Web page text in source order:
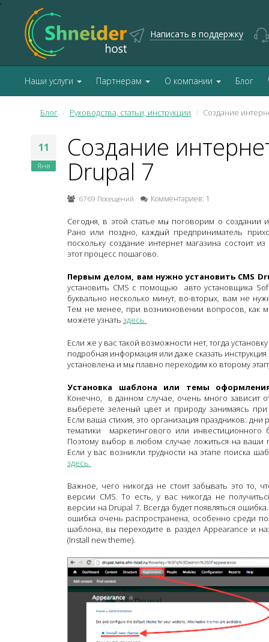
'
Написать в поддержку
Наши услуги Партнерам О компании Блог
Блог Руководства, статьи, инструкции Создание
11
Янв
Создание
Drupal 7
6769 Посещений Комментариев: 1
Сегодня, в этой статье мы поговорим о создании
Рано или поздно, каждый предприниматель
поскольку создание интернет магазина состоит
этот процесс пошагово.
Первым делом, вам нужно установить CMS
установить CMS c помощью авто установщика
буквально несколько минут, во-вторых, вам не
Тем не менее, при возникновении вопросов, как
можете узнать здесь.
Если же у вас такой возможности нет, тогда
подробная информация или даже сказать
установлена и мы плавно переходим ко второму
Установка шаблона или темы
Конечно, в данном случае, очень много зависит
выберете зеленый цвет и природу занимаясь
Если ваша стихия, это организация праздников:
тематики маркетингового или
Поэтому выбор в любом случае ложиться на
Если у вас возникли трудности на этапе поиска
здесь.
Важное, чего никогда не стоит забывать это то,
версии CMS. То есть, у вас никогда не
версии на Drupal 7. Всегда будет появляться
ошибка очень распространена, особенно среди
шаблона, вы переходите в раздел Appearance и
(Install new theme).